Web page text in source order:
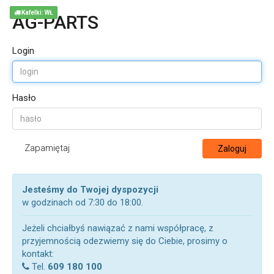
AG-PARTS
Login
Hasło
Zapamiętaj Zaloguj
Jesteśmy do Twojej dyspozycji
w godzinach od 7:30 do 18:00.
Jeżeli chciałbyś nawiązać z nami współpracę, z
przyjemnością odezwiemy się do Ciebie, prosimy o
kontakt:
Tel. 609 180 100
Kafelki: WŁ